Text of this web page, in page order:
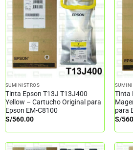
SUMINISTROS
Tinta Epson T13J T13J400
Yellow – Cartucho Original para
Epson EM-C8100
S/560.00
Tinta
para
S/